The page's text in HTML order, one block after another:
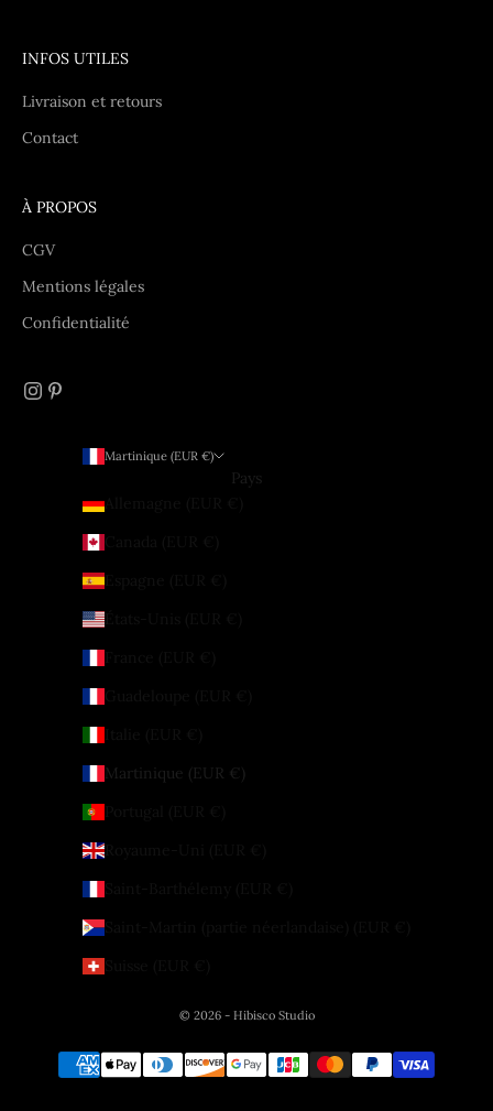
INFOS UTILES
Livraison et retours
Contact
À PROPOS
CGV
Mentions légales
Confidentialité
Martinique (EUR €)
Pays
Martinique (EUR €)
© 2026 - Hibisco Studio